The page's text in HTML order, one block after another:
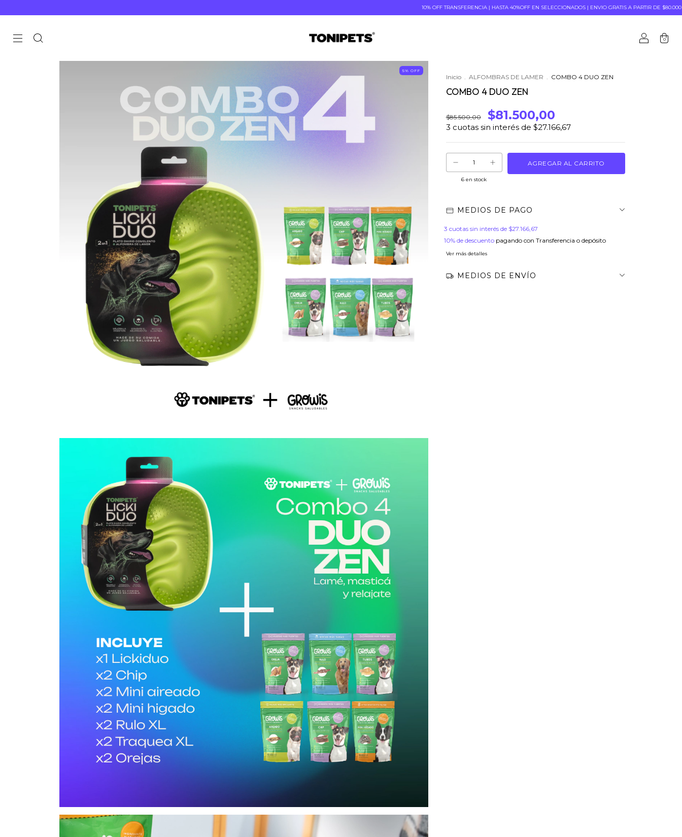
10% OFF TRANSFERENCIA | HASTA 40%OFF EN SELECCIONADOS | ENVIO GRATIS A PARTIR DE $80.000 Y 3 CUOTAS SIN
0
5% OFF
Inicio . ALFOMBRAS DE LAMER . COMBO 4 DUO ZEN
COMBO 4 DUO ZEN
$85.500,00 $81.500,00
3 cuotas sin interés de $27.166,67
6 en stock
MEDIOS DE PAGO
3 cuotas sin interés de $27.166,67
10% de descuento pagando con Transferencia o depósito
Ver más detalles
MEDIOS DE ENVÍO